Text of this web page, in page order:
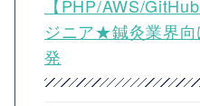
【PHP/AWS/
ジニア★鍼灸業界
発